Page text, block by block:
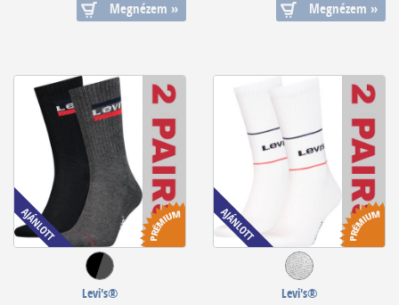
Megnézem » Megnézem »
Levi's® Levi's®